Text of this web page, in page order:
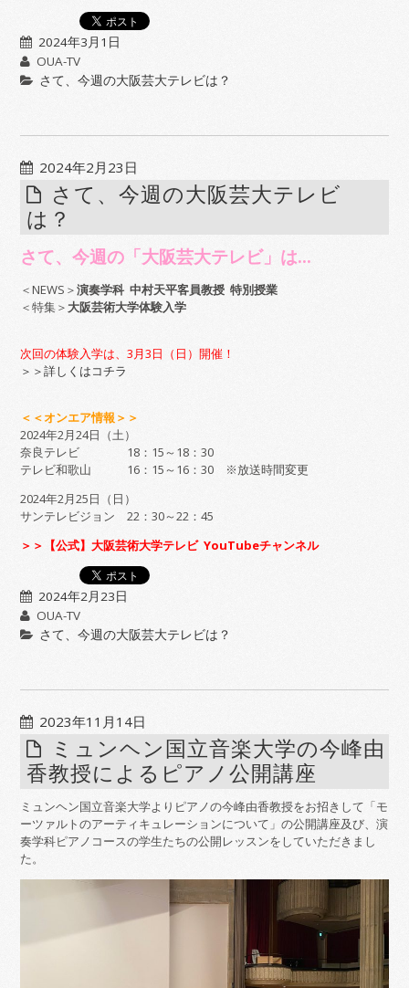
2024年3月1日
OUA-TV
さて、今週の大阪芸大テレビは？
2024年2月23日
さて、今週の大阪芸大テレビ
は？
さて、今週の「大阪芸大テレビ」は…
＜NEWS＞演奏学科 中村天平客員教授 特別授業
＜特集＞大阪芸術大学体験入学
次回の体験入学は、3月3日（日）開催！
＞＞詳しくはコチラ
＜＜オンエア情報＞＞
2024年2月24日（土）
奈良テレビ 18：15～18：30
テレビ和歌山 16：15～16：30 ※放送時間変更
2024年2月25日（日）
サンテレビジョン 22：30～22：45
＞＞【公式】大阪芸術大学テレビ YouTubeチャンネル
2024年2月23日
OUA-TV
さて、今週の大阪芸大テレビは？
2023年11月14日
ミュンヘン国立音楽大学の今峰由
香教授によるピアノ公開講座
ミュンヘン国立音楽大学よりピアノの今峰由香教授をお招きして「モ
ーツァルトのアーティキュレーションについて」の公開講座及び、演
奏学科ピアノコースの学生たちの公開レッスンをしていただきまし
た。